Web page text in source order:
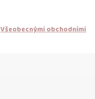
Všeobecnými obchodními